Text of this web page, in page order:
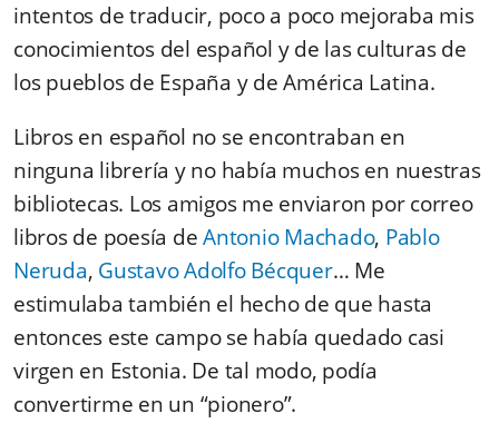
intentos de traducir, poco a poco mejoraba mis
conocimientos del español y de las culturas de
los pueblos de España y de América Latina.
Libros en español no se encontraban en
ninguna librería y no había muchos en nuestras
bibliotecas. Los amigos me enviaron por correo
libros de poesía deAntonio Machado, Pablo
Neruda, Gustavo Adolfo Bécquer… Me
estimulaba también el hecho de que hasta
entonces este campo se había quedado casi
virgen en Estonia. De tal modo, podía
convertirme en un “pionero”.